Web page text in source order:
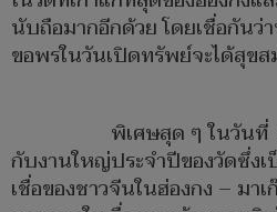
นับถือมากอีกด้วย โดยเชื่อกันว่า
ขอพรในวันเปิดทรัพย์จะได้สุข
พิเศษสุด ๆ ในวันที่
กับงานใหญ่ประจำปีของวัดซึ่ง
เชื่อของชาวจีนในฮ่องกง – มา